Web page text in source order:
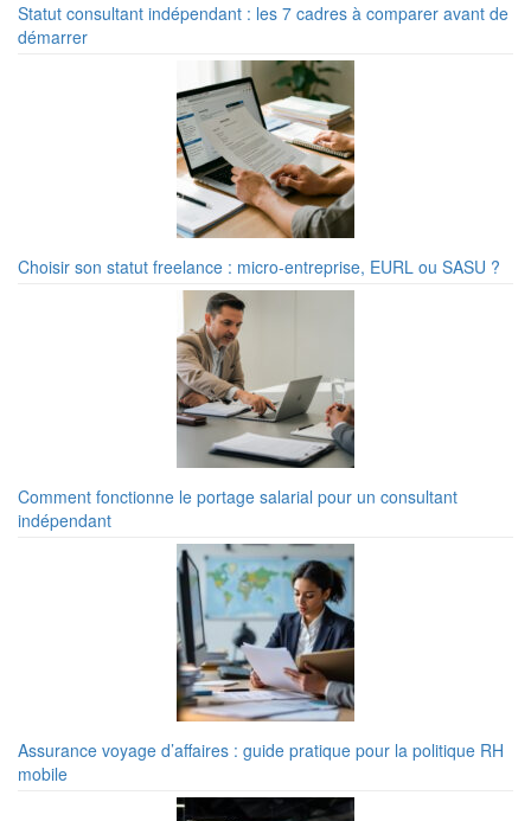
Statut consultant indépendant : les 7 cadres à comparer avant de
démarrer
Choisir son statut freelance : micro-entreprise, EURL ou SASU ?
Comment fonctionne le portage salarial pour un consultant
indépendant
Assurance voyage d’affaires : guide pratique pour la politique RH
mobile